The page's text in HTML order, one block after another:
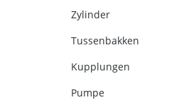
Zylinder
Tussenbakken
Kupplungen
Pumpe